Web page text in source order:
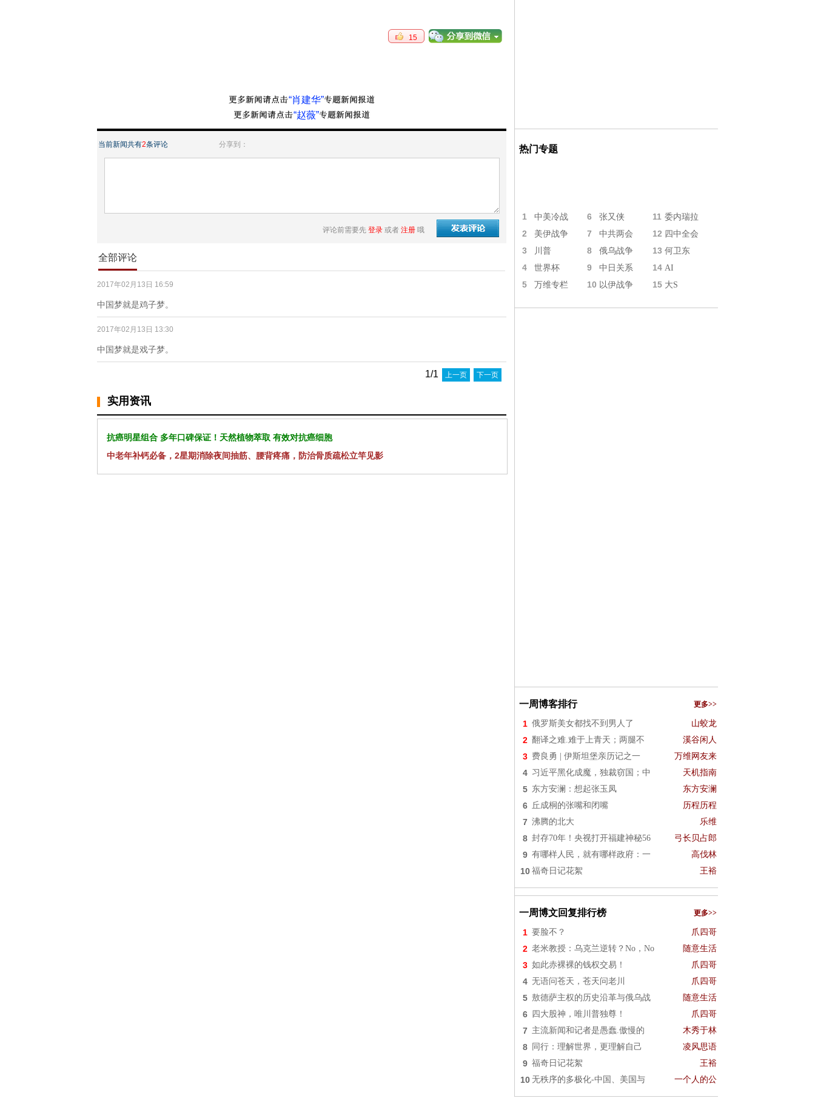
15
“肖建华”
“赵薇”
当前新闻共有2条评论 分享到：
评论前需要先 登录 或者 注册 哦
全部评论
2017年02月13日 16:59
中国梦就是鸡子梦。
2017年02月13日 13:30
中国梦就是戏子梦。
1/1 上一页 下一页
实用资讯
抗癌明星组合 多年口碑保证！天然植物萃取 有效对抗癌细胞
中老年补钙必备，2星期消除夜间抽筋、腰背疼痛，防治骨质疏松立竿见影
热门专题
1 中美冷战 6 张又侠 11 委内瑞拉
2 美伊战争 7 中共两会 12 四中全会
3 川普 8 俄乌战争 13 何卫东
4 世界杯 9 中日关系 14 AI
5 万维专栏 10 以伊战争 15 大S
一周博客排行 更多>>
1 俄罗斯美女都找不到男人了 山蛟龙
2 翻译之难.难于上青天；两腿不 溪谷闲人
3 费良勇 | 伊斯坦堡亲历记之一 万维网友来
4 习近平黑化成魔，独裁窃国；中 天机指南
5 东方安澜：想起张玉凤 东方安澜
6 丘成桐的张嘴和闭嘴 历程历程
7 沸腾的北大 乐维
8 封存70年！央视打开福建神秘56 弓长贝占郎
9 有哪样人民，就有哪样政府：一 高伐林
10 福奇日记花絮 王裕
一周博文回复排行榜 更多>>
1 要脸不？ 爪四哥
2 老米教授：乌克兰逆转？No，No 随意生活
3 如此赤裸裸的钱权交易！ 爪四哥
4 无语问苍天，苍天问老川 爪四哥
5 敖德萨主权的历史沿革与俄乌战 随意生活
6 四大股神，唯川普独尊！ 爪四哥
7 主流新闻和记者是愚蠢.傲慢的 木秀于林
8 同行：理解世界，更理解自己 凌风思语
9 福奇日记花絮 王裕
10 无秩序的多极化-中国、美国与 一个人的公